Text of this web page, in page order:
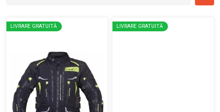
LIVRARE GRATUITĂ LIVRARE GRATUITĂ